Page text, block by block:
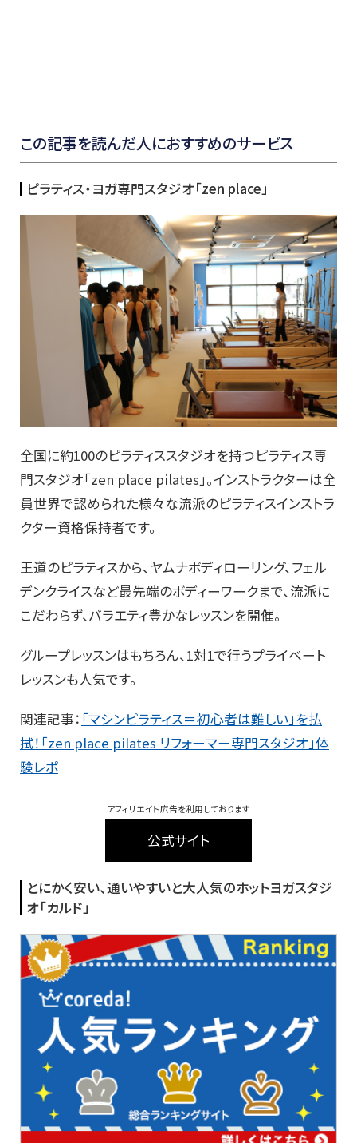
この記事を読んだ人におすすめのサービス
ピラティス・ヨガ専門スタジオ「zen place」
全国に約100のピラティススタジオを持つピラティス専
門スタジオ「zen place pilates」。インストラクターは全
員世界で認められた様々な流派のピラティスインストラ
クター資格保持者です。
王道のピラティスから、ヤムナボディローリング、フェル
デンクライスなど最先端のボディーワークまで、流派に
こだわらず、バラエティ豊かなレッスンを開催。
グループレッスンはもちろん、1対1で行うプライベート
レッスンも人気です。
関連記事： 「マシンピラティス＝初心者は難しい」を払
拭！「zen place pilates リフォーマー専門スタジオ」体
験レポ
アフィリエイト広告を利用しております
公式サイト
とにかく安い、通いやすいと大人気のホットヨガスタジ
オ「カルド」